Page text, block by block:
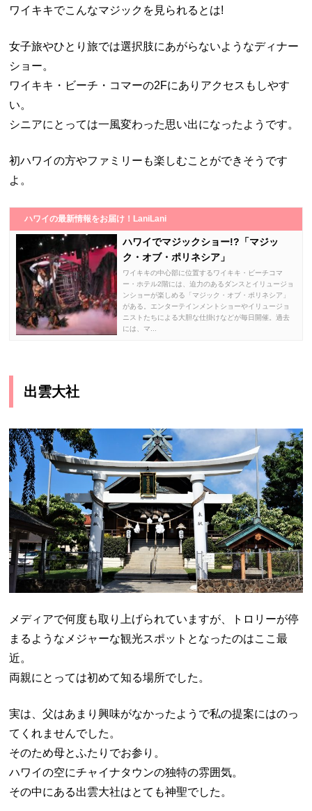
ワイキキでこんなマジックを見られるとは!
女子旅やひとり旅では選択肢にあがらないようなディナー
ショー。
ワイキキ・ビーチ・コマーの2Fにありアクセスもしやす
い。
シニアにとっては一風変わった思い出になったようです。
初ハワイの方やファミリーも楽しむことができそうです
よ。
ハワイの最新情報をお届け！LaniLani
ハワイでマジックショー!?「マジッ
ク・オブ・ポリネシア」
ワイキキの中心部に位置するワイキキ・ビーチコマ
ー・ホテル2階には、迫力のあるダンスとイリュージョ
ンショーが楽しめる「マジック・オブ・ポリネシア」
がある。エンターテインメントショーやイリュージョ
ニストたちによる大胆な仕掛けなどが毎日開催。過去
には、マ...
出雲大社
メディアで何度も取り上げられていますが、トロリーが停
まるようなメジャーな観光スポットとなったのはここ最
近。
両親にとっては初めて知る場所でした。
実は、父はあまり興味がなかったようで私の提案にはのっ
てくれませんでした。
そのため母とふたりでお参り。
ハワイの空にチャイナタウンの独特の雰囲気。
その中にある出雲大社はとても神聖でした。